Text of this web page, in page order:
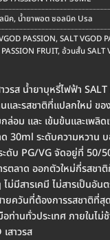
นิค, น้ำยาพอต ซอลนิค Usa
PASSION, SALT VGOD
FRUIT, อ้วนสั้น SALT
วรส น้ำยาบุหรี่ไฟฟ้า
ละรสชาติที่แปลกใหม่ ขอ
อม และ เข้มข้นและเพลิ
30ml ระดับความหวาน
ะดับ PG/VG จัดอยู่ที่ 50/
ตลาด ออกตัวใหม่กี่รสชา
ม่มีสารเคมี ไม่สารเป็นอัน
ยควันที่ต้องการรสชาติที่สุ
ท่านทั่วประเทศ ภายในไม่
สาวรส